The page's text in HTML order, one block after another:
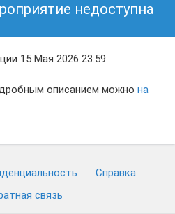
недоступна
15 Мая 2026 23:59
описанием можно на
Cправка
связь